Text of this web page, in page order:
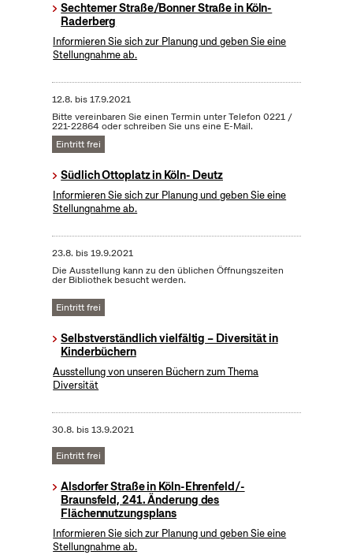
Sechtemer Straße/Bonner Straße in Köln-
Raderberg
Informieren Sie sich zur Planung und geben Sie eine
Stellungnahme ab.
12.8. bis17.9.2021
Bitte vereinbaren Sie einen Termin unter Telefon 0221 /
221-22864 oder schreiben Sie uns eine E-Mail.
Eintritt frei
Südlich Ottoplatz in Köln- Deutz
Informieren Sie sich zur Planung und geben Sie eine
Stellungnahme ab.
23.8. bis19.9.2021
Die Ausstellung kann zu den üblichen Öffnungszeiten
der Bibliothek besucht werden.
Eintritt frei
Selbstverständlich vielfältig – Diversität in
Kinderbüchern
Ausstellung von unseren Büchern zum Thema
Diversität
30.8. bis13.9.2021
Eintritt frei
Alsdorfer Straße in Köln-Ehrenfeld/-
Braunsfeld, 241. Änderung des
Flächennutzungsplans
Informieren Sie sich zur Planung und geben Sie eine
Stellungnahme ab.